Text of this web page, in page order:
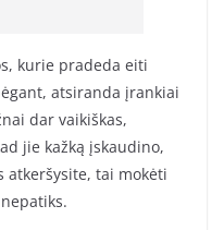
kurie pradeda eiti
atsiranda įrankiai
dar vaikiškas,
jie kažką įskaudino,
atkeršysite, tai mokėti